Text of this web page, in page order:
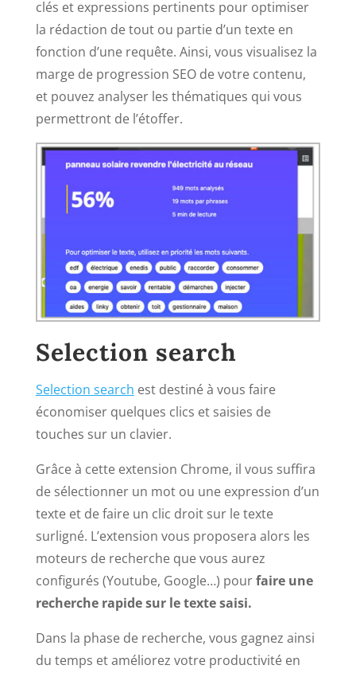
clés et expressions pertinents pour optimiser
la rédaction de tout ou partie d’un texte en
fonction d’une requête. Ainsi, vous visualisez la
marge de progression SEO de votre contenu,
et pouvez analyser les thématiques qui vous
permettront de l’étoffer.
Selection search
Selection search est destiné à vous faire
économiser quelques clics et saisies de
touches sur un clavier.
Grâce à cette extension Chrome, il vous suffira
de sélectionner un mot ou une expression d’un
texte et de faire un clic droit sur le texte
surligné. L’extension vous proposera alors les
moteurs de recherche que vous aurez
configurés (Youtube, Google…) pourfaire une
recherche rapide sur le texte saisi.
Dans la phase de recherche, vous gagnez ainsi
du temps et améliorez votre productivité en